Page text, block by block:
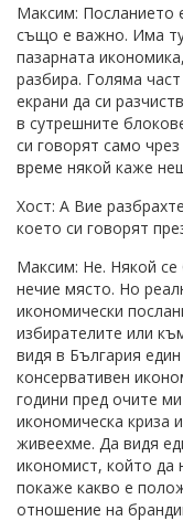
Максим: Посланието
също е важно. Има
пазарната
разбира. Голяма
екрани да си
в сутрешните
си говорят само
време някой каже
Хост: А Вие
което си говорят
Максим: Не. Някой се
нечие място. Но
икономически
избирателите или
видя в България
консервативен
години пред очите
икономическа криза
живеехме. Да видя
икономист, който да
покаже какво е
отношение на